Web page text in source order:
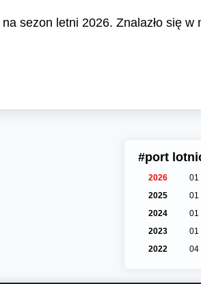
sezon letni 2026. Znalazło się w
#port
2026 01
2025
01
2024
01
2023
01
2022
04